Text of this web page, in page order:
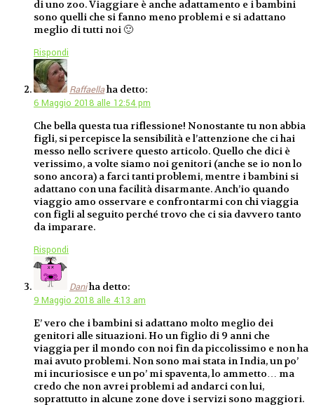
di uno zoo. Viaggiare è anche adattamento e i bambini
sono quelli che si fanno meno problemi e si adattano
meglio di tutti noi 🙂
Rispondi
Raffaellaha detto:
6 Maggio 2018 alle 12:54 pm
Che bella questa tua riflessione! Nonostante tu non abbia
figli, si percepisce la sensibilità e l’attenzione che ci hai
messo nello scrivere questo articolo. Quello che dici è
verissimo, a volte siamo noi genitori (anche se io non lo
sono ancora) a farci tanti problemi, mentre i bambini si
adattano con una facilità disarmante. Anch’io quando
viaggio amo osservare e confrontarmi con chi viaggia
con figli al seguito perché trovo che ci sia davvero tanto
da imparare.
Rispondi
Daniha detto:
9 Maggio 2018 alle 4:13 am
E’ vero che i bambini si adattano molto meglio dei
genitori alle situazioni. Ho un figlio di 9 anni che
viaggia per il mondo con noi fin da piccolissimo e non ha
mai avuto problemi. Non sono mai stata in India, un po’
mi incuriosisce e un po’ mi spaventa, lo ammetto… ma
credo che non avrei problemi ad andarci con lui,
soprattutto in alcune zone dove i servizi sono maggiori.